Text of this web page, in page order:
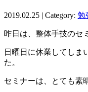
2019.02.25 | Category: 勉
昨日は、整体手技のセ
日曜日に休業してしま
た。
セミナーは、とても素